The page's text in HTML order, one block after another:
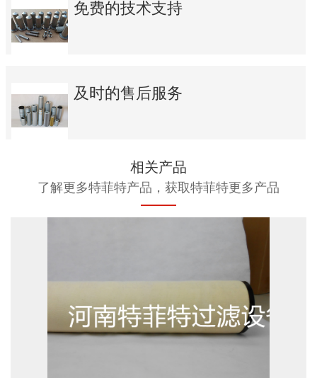
免费的技术支持
及时的售后服务
相关产品
了解更多特菲特产品，获取特菲特更多产品